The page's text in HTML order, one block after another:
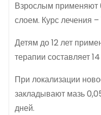
Взрослым применяют
слоем. Курс лечения –
Детям до 12 лет
терапии составляет
При локализации
закладывают мазь
дней.